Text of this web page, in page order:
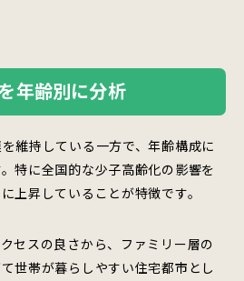
年齢別に分析
維持している一方で、年齢構成に
特に全国的な少子高齢化の影響を
上昇していることが特徴です。
セスの良さから、ファミリー層の
世帯が暮らしやすい住宅都市とし